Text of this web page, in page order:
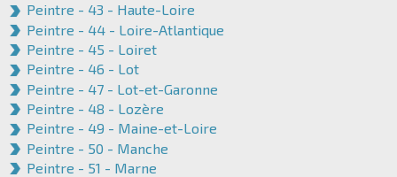
Peintre - 43 - Haute-Loire
Peintre - 44 - Loire-Atlantique
Peintre - 45 - Loiret
Peintre - 46 - Lot
Peintre - 47 - Lot-et-Garonne
Peintre - 48 - Lozère
Peintre - 49 - Maine-et-Loire
Peintre - 50 - Manche
Peintre - 51 - Marne